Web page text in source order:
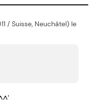
/ Suisse, Neuchâtel) le